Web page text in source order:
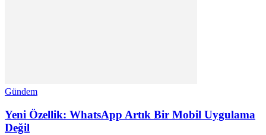
Gündem
Yeni Özellik: WhatsApp Artık Bir Mobil Uygulama
Değil